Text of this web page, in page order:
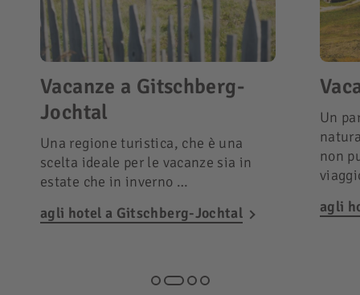
Vacanze a Gitschberg-
Jochtal
Una regione turistica, che è una
scelta ideale per le vacanze sia in
estate che in inverno …
agli hotel a Gitschberg-Jochtal
Un
non
agli